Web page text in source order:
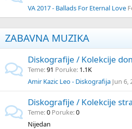
VA 2017 - Ballads For Eternal Love
ZABAVNA MUZIKA
Diskografije / Kolekcije
Teme 91 Poruke 1.1K
Amir Kazic Leo - Diskografija Jun 6,
Diskografije / Kolekcije
Teme 0 Poruke 0
Nijedan